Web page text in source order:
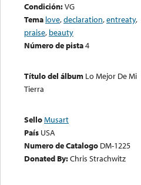
Condición:VG
Tema love,declaration,entreaty,
praise, beauty
Número de pista4
Título del álbum Lo Mejor De Mi
Tierra
SelloMusart
País USA
Numero de Catalogo DM-1225
Donated By:Chris Strachwitz